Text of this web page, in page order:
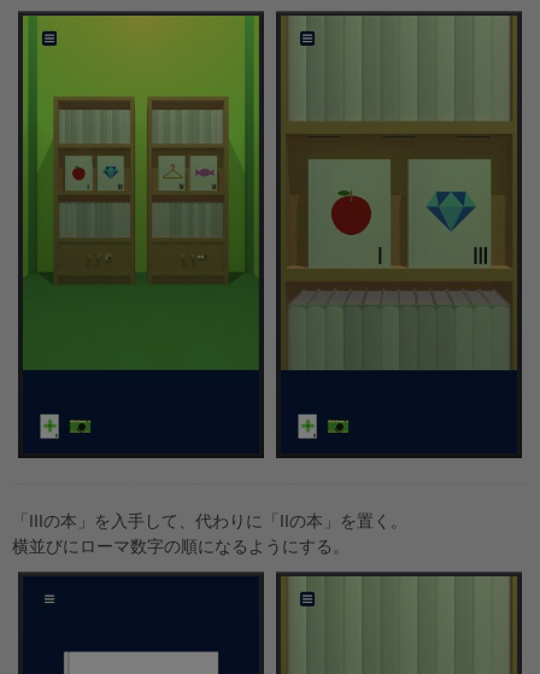
「IIIの本」を入手して、代わりに「IIの本」を置く。
横並びにローマ数字の順になるようにする。